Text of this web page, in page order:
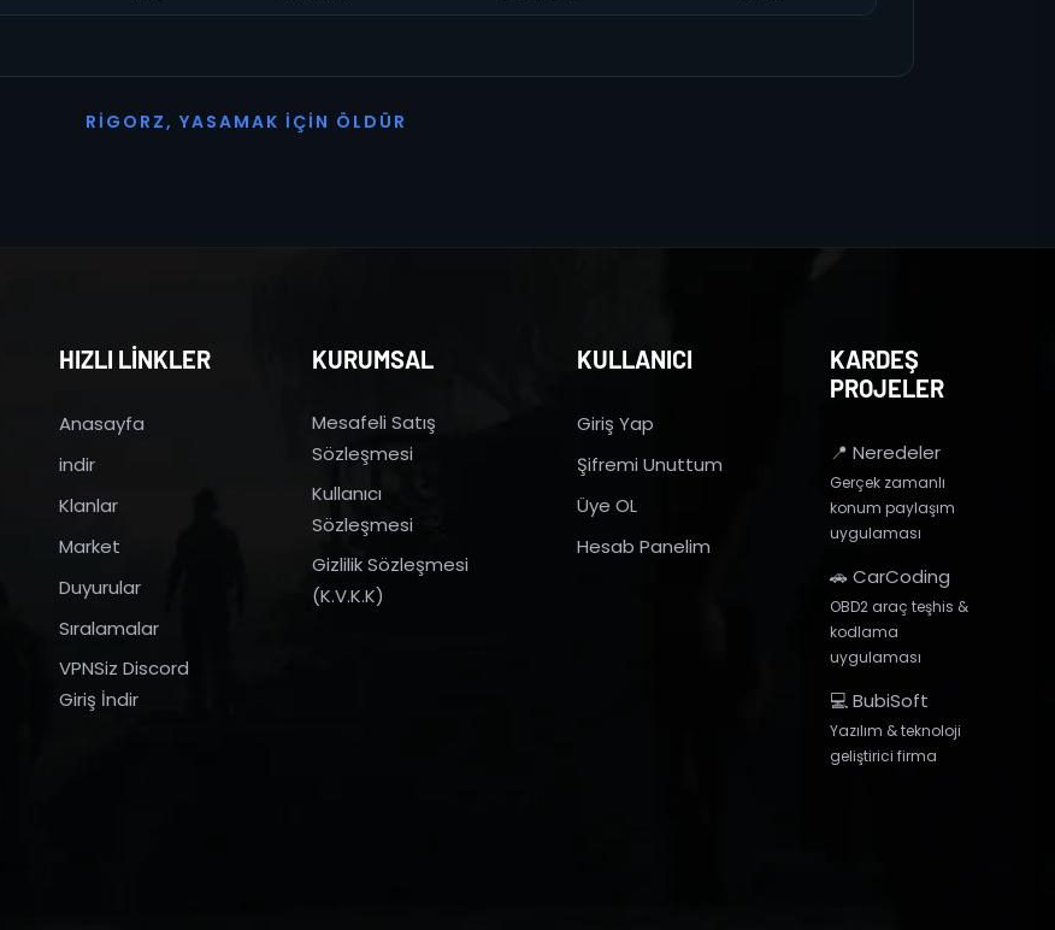
R I G O R Z, YASAMAK İ ÇI N Ö L D Ü R
HIZLI LİNKLER
Anasayfa
indir
Klanlar
Market
Duyurular
Sıralamalar
VPNSiz Discord
Giriş İndir
KURUMSAL
Mesafeli Satış
Sözleşmesi
Kullanıcı
Sözleşmesi
Gizlilik Sözleşmesi
(K.V.K.K)
KULLANICI
Giriş Yap
Şifremi Unuttum
Üye OL
Hesab Panelim
KARDEŞ
PROJELER
📍 Neredeler
Gerçek zamanlı
konum paylaşım
uygulaması
🚗 CarCoding
OBD2 araç teşhis &
kodlama
uygulaması
💻 BubiSoft
Yazılım & teknoloji
geliştirici firma